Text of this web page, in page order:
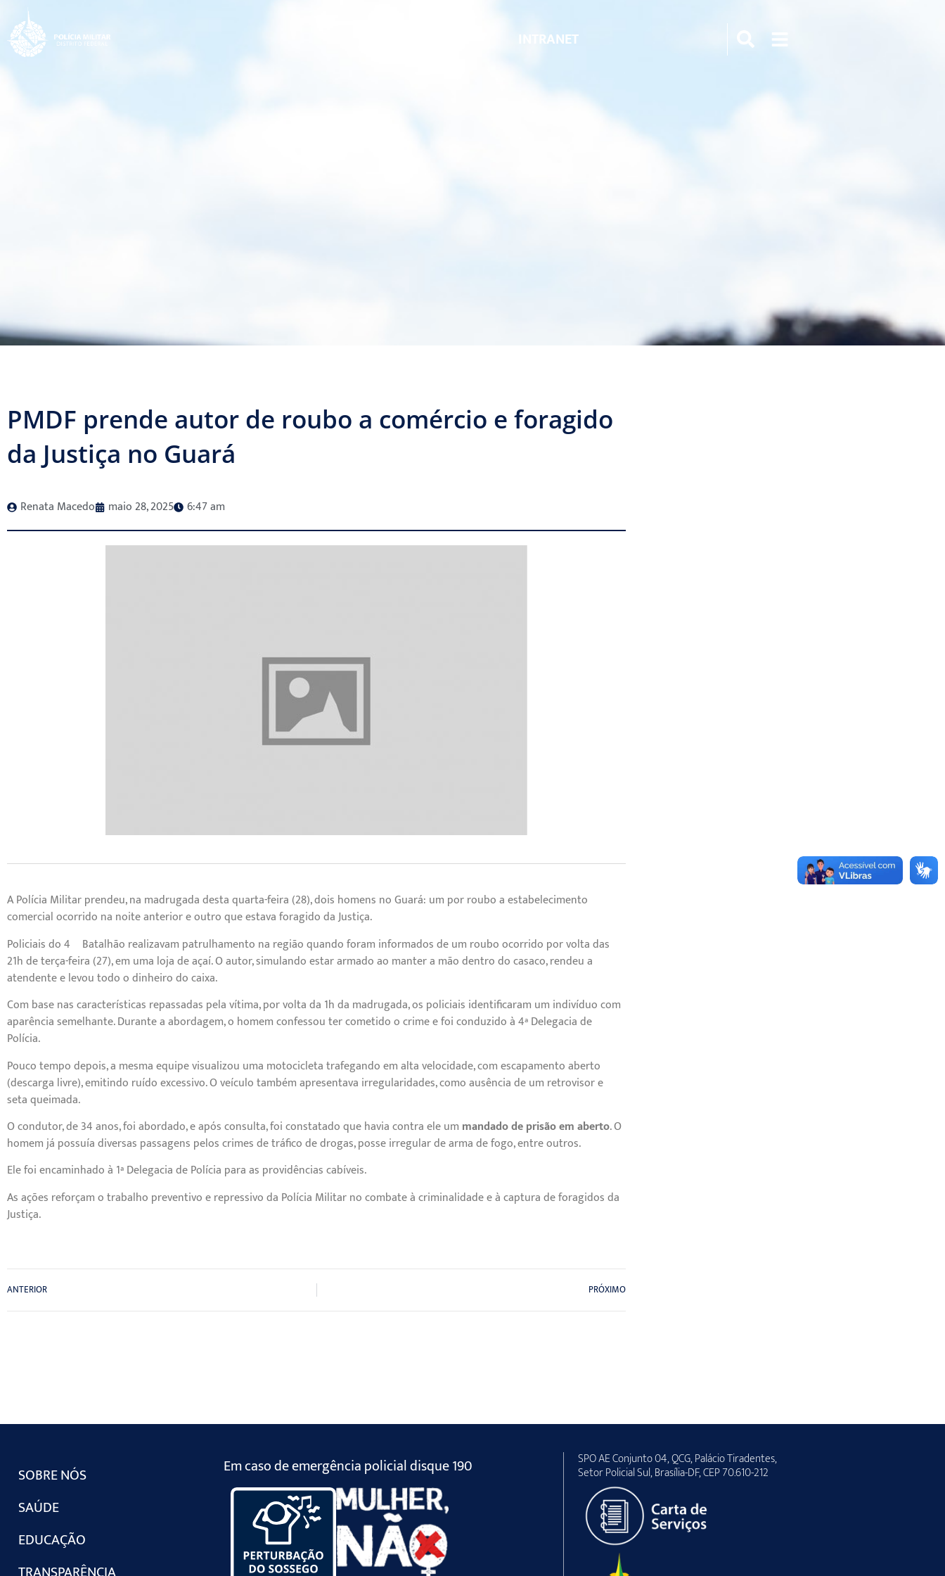
INTRANET
PMDF prende autor de roubo a comércio e foragido
da Justiça no Guará
Renata Macedo maio 28, 2025 6:47 am
A Polícia Militar prendeu, na madrugada desta quarta-feira (28), dois homens no Guará: um por roubo a estabelecimento
comercial ocorrido na noite anterior e outro que estava foragido da Justiça.
Policiais do 4º Batalhão realizavam patrulhamento na região quando foram informados de um roubo ocorrido por volta das
21h de terça-feira (27), em uma loja de açaí. O autor, simulando estar armado ao manter a mão dentro do casaco, rendeu a
atendente e levou todo o dinheiro do caixa.
Com base nas características repassadas pela vítima, por volta da 1h da madrugada, os policiais identificaram um indivíduo com
aparência semelhante. Durante a abordagem, o homem confessou ter cometido o crime e foi conduzido à 4ª Delegacia de
Polícia.
Pouco tempo depois, a mesma equipe visualizou uma motocicleta trafegando em alta velocidade, com escapamento aberto
(descarga livre), emitindo ruído excessivo. O veículo também apresentava irregularidades, como ausência de um retrovisor e
seta queimada.
O condutor, de 34 anos, foi abordado, e após consulta, foi constatado que havia contra ele um mandado de prisão em aberto. O
homem já possuía diversas passagens pelos crimes de tráfico de drogas, posse irregular de arma de fogo, entre outros.
Ele foi encaminhado à 1ª Delegacia de Polícia para as providências cabíveis.
As ações reforçam o trabalho preventivo e repressivo da Polícia Militar no combate à criminalidade e à captura de foragidos da
Justiça.
ANTERIOR PRÓXIMO
SOBRE NÓS
SAÚDE
EDUCAÇÃO
Em caso de emergência policial disque 190 SPO AE Conjunto 04, QCG, Palácio Tiradentes,
Setor Policial Sul, Brasília-DF, CEP 70.610-212